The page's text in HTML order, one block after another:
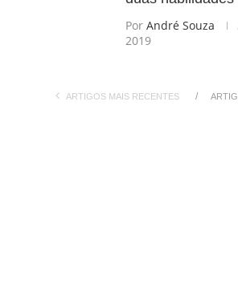
Por André Souza
2019
ARTIGOS MAIS RECENTES